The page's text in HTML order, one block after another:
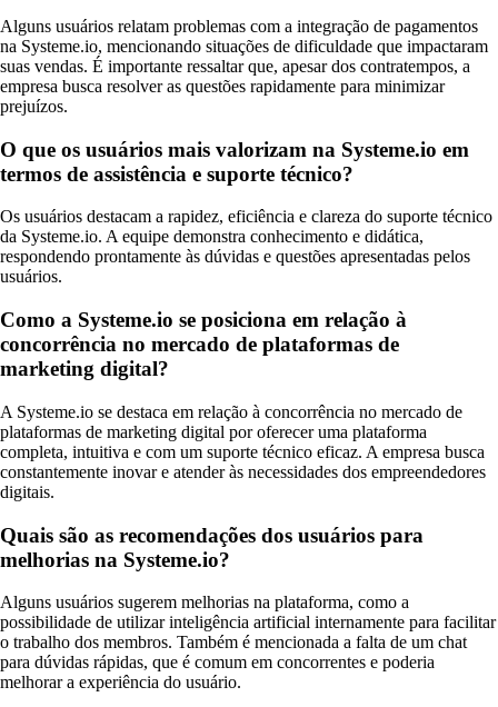
Alguns usuários relatam problemas com a integração de pagamentos
na Systeme.io, mencionando situações de dificuldade que impactaram
suas vendas. É importante ressaltar que, apesar dos contratempos, a
empresa busca resolver as questões rapidamente para minimizar
prejuízos.
O que os usuários mais valorizam na Systeme.io em
termos de assistência e suporte técnico?
Os usuários destacam a rapidez, eficiência e clareza do suporte técnico
da Systeme.io. A equipe demonstra conhecimento e didática,
respondendo prontamente às dúvidas e questões apresentadas pelos
usuários.
Como a Systeme.io se posiciona em relação à
concorrência no mercado de plataformas de
marketing digital?
A Systeme.io se destaca em relação à concorrência no mercado de
plataformas de marketing digital por oferecer uma plataforma
completa, intuitiva e com um suporte técnico eficaz. A empresa busca
constantemente inovar e atender às necessidades dos empreendedores
digitais.
Quais são as recomendações dos usuários para
melhorias na Systeme.io?
Alguns usuários sugerem melhorias na plataforma, como a
possibilidade de utilizar inteligência artificial internamente para facilitar
o trabalho dos membros. Também é mencionada a falta de um chat
para dúvidas rápidas, que é comum em concorrentes e poderia
melhorar a experiência do usuário.